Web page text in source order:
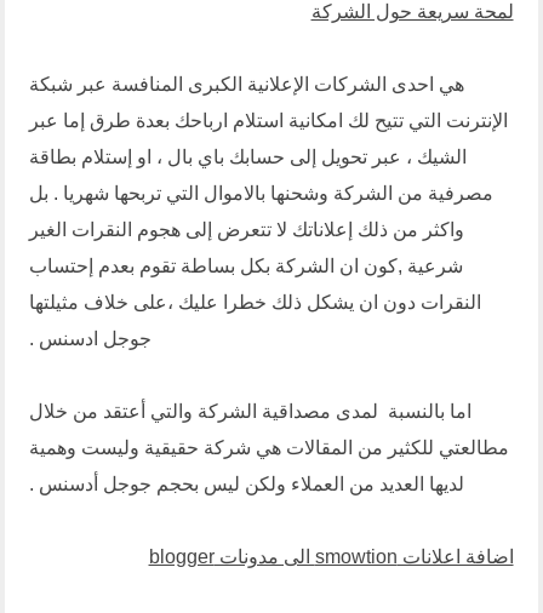
لمحة سريعة حول الشركة
هي احدى الشركات الإعلانية الكبرى المنافسة عبر شبكة
الإنترنت التي تتيح لك امكانية استلام ارباحك بعدة طرق إما عبر
الشيك ، عبر تحويل إلى حسابك باي بال ، او إستلام بطاقة
مصرفية من الشركة وشحنها بالاموال التي تربحها شهريا . بل
واكثر من ذلك إعلاناتك لا تتعرض إلى هجوم النقرات الغير
شرعية ,كون ان الشركة بكل بساطة تقوم بعدم إحتساب
النقرات دون ان يشكل ذلك خطرا عليك ،على خلاف مثيلتها
جوجل ادسنس .
اما بالنسبة لمدى مصداقية الشركة والتي أعتقد من خلال
مطالعتي للكثير من المقالات هي شركة حقيقية وليست وهمية
لديها العديد من العملاء ولكن ليس بحجم جوجل أدسنس .
اضافة اعلانات smowtion الى مدونات blogger